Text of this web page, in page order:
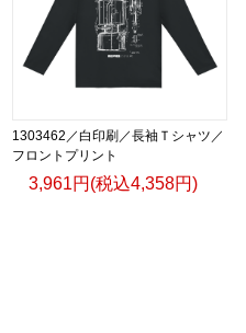
1303462／白印刷／長袖Ｔシャツ／
フロントプリント
3,961円(税込4,358円)